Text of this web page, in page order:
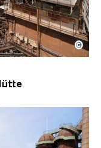
Hütte mit
Hütte | Karl
©